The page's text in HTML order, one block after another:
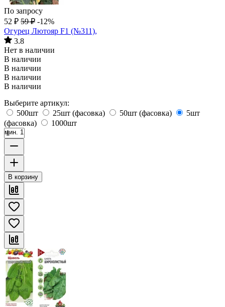
По запросу
52 ₽ 59 ₽ -12%
Огурец Лютояр F1 (№311),
3.8
Нет в наличии
В наличии
В наличии
В наличии
В наличии
Выберите артикул:
500шт
25шт (фасовка) 50шт (фасовка)
5шт
(фасовка)
1000шт
мин. 1
В корзину